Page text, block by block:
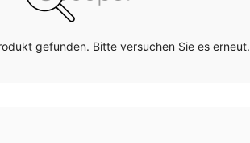
gefunden. Bitte versuchen Sie es erneut.